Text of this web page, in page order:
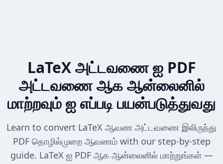
LaTeX அட்டவணை ஐ PDF
அட்டவணை ஆக ஆன்லைனில்
மாற்றவும் ஐ எப்படி பயன்படுத்துவது
Learn to convert LaTeX ஆவண அட்டவணை இலிருந்து
PDF தொழில்முறை ஆவணம் with our step-by-step
guide. LaTeX ஐ PDF ஆக ஆன்லைனில் மாற்றுங்கள் —